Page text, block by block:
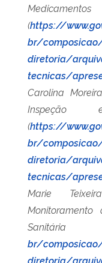
(https://
br/
diretoria/
tecnicas/
Carolina
Inspeção
(https://
br/
diretoria/
tecnicas/
Marie
br/
diretoria/